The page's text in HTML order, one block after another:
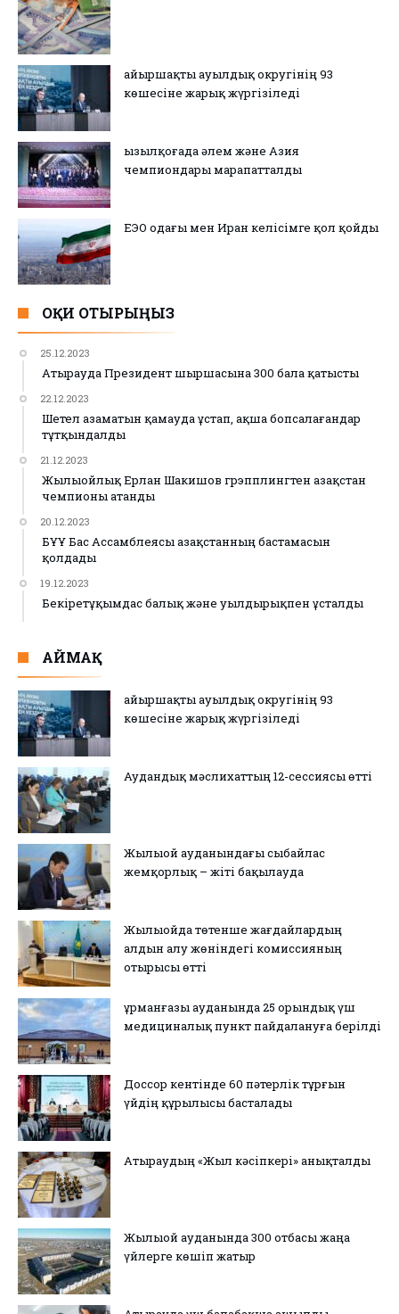
Қайыршақты ауылдық округінің 93
көшесіне жарық жүргізіледі
Қызылқоғада әлем және Азия
чемпиондары марапатталды
ЕЭО одағы мен Иран келісімге қол қойды
ОҚИ ОТЫРЫҢЫЗ
25.12.2023
Атырауда Президент шыршасына 300 бала қатысты
22.12.2023
Шетел азаматын қамауда ұстап, ақша бопсалағандар
тұтқындалды
21.12.2023
Жылыойлық Ерлан Шакишов грэпплингтен Қазақстан
чемпионы атанды
20.12.2023
БҰҰ Бас Ассамблеясы Қазақстанның бастамасын
қолдады
19.12.2023
Бекіретұқымдас балық және уылдырықпен ұсталды
АЙМАҚ
Қайыршақты ауылдық округінің 93
көшесіне жарық жүргізіледі
Аудандық мәслихаттың 12-сессиясы өтті
Жылыой ауданындағы сыбайлас
жемқорлық – жіті бақылауда
Жылыойда төтенше жағдайлардың
алдын алу жөніндегі комиссияның
отырысы өтті
Құрманғазы ауданында 25 орындық үш
медициналық пункт пайдалануға берілді
Доссор кентінде 60 пәтерлік тұрғын
үйдің құрылысы басталады
Атыраудың «Жыл кәсіпкері» анықталды
Жылыой ауданында 300 отбасы жаңа
үйлерге көшіп жатыр